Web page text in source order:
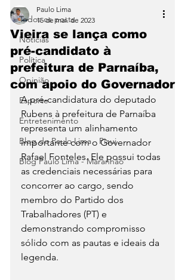
Todos os posts
Notícias
Política
Opinião
Esporte
Entretenimento
Blog do Paulo Lima - Piaui
Blog Paulo Lima - Maranhão
Vieira se lança como
pré-candidato à
prefeitura de Parnaíba,
com apoio do Governador
Paulo Lima
15 de mai. de 2023
A pré-candidatura do deputado
Rubens à prefeitura de Parnaíba
representa um alinhamento
importante com o Governador
Rafael Fonteles. Ele possui todas
as credenciais necessárias para
concorrer ao cargo, sendo
membro do Partido dos
Trabalhadores (PT) e
demonstrando compromisso
sólido com as pautas e ideais da
legenda.